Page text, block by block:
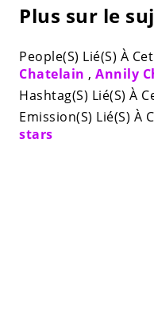
Plus sur le
People(S) Lié(S) À
Chatelain , Annily
Hashtag(S) Lié(S) À
Emission(S) Lié(S) À
stars